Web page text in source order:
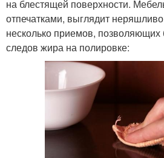
на блестящей поверхности.
отпечатками, выглядит
несколько приемов, позволяющих
следов жира на полировке: